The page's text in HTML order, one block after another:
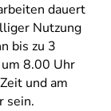
dauert
Nutzung
bis zu 3
8.00 Uhr
und am
sein.